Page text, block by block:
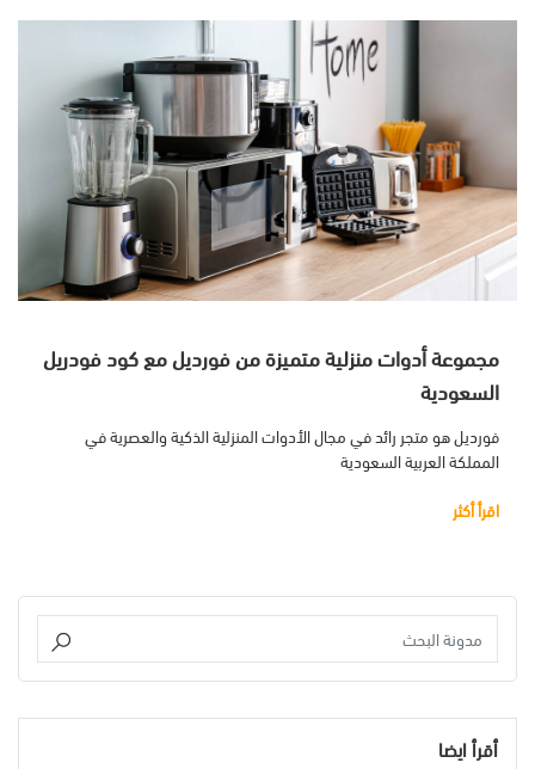
مجموعة أدوات منزلية متميزة من فورديل مع كود فودريل
السعودية
فورديل هو متجر رائد في مجال الأدوات المنزلية الذكية والعصرية في
المملكة العربية السعودية
اقرأ أكثر
أقرأ ايضا